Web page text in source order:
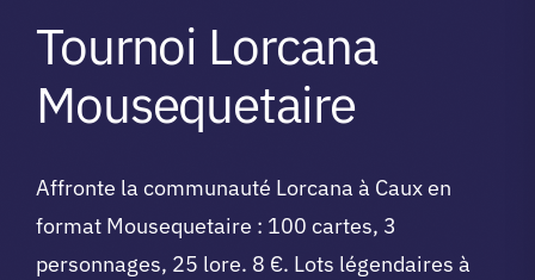
Tournoi Lorcana
Mousequetaire
Affronte la communauté Lorcana à Caux en
format Mousequetaire : 100 cartes, 3
personnages, 25 lore. 8 €. Lots légendaires à